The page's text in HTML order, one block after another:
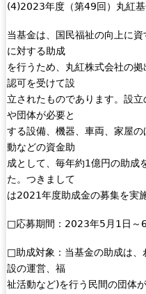
(4)2023年度（第49回）丸紅
当基金は、国民福祉の向上に
に対する助成
を行うため、丸紅株式会社の
認可を受けて設
立されたものであります。設
や団体が必要と
する設備、機器、車両、家屋
動などの資金助
成として、毎年約1億円の助成
た。つきまして
は2021年度助成金の募集を実
□応募期間：2023年5月1日～
□助成対象：当基金の助成は、
設の運営、福
祉活動など)を行う民間の団体